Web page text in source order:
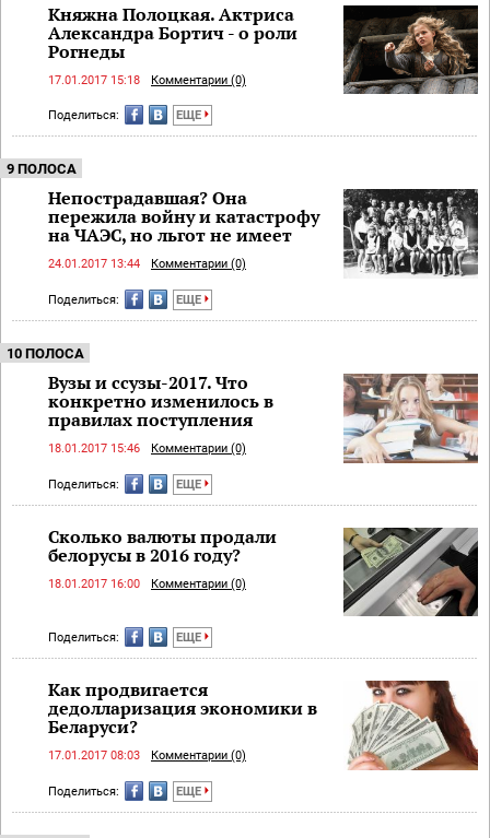
Княжна Полоцкая. Актриса
Александра Бортич - о роли
Рогнеды
17.01.2017 15:18 Комментарии (0)
Поделиться: ЕЩЕ
9 ПОЛОСА
Непострадавшая? Она
пережила войну и катастрофу
на ЧАЭС, но льгот не имеет
24.01.2017 13:44 Комментарии (0)
Поделиться: ЕЩЕ
10 ПОЛОСА
Вузы и ссузы-2017. Что
конкретно изменилось в
правилах поступления
18.01.2017 15:46 Комментарии (0)
Поделиться: ЕЩЕ
Сколько валюты продали
белорусы в 2016 году?
18.01.2017 16:00 Комментарии (0)
Поделиться: ЕЩЕ
Как продвигается
дедолларизация экономики в
Беларуси?
17.01.2017 08:03 Комментарии (0)
Поделиться: ЕЩЕ